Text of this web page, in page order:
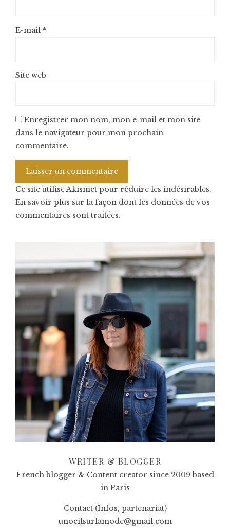
E-mail *
Site web
Enregistrer mon nom, mon e-mail et mon site
dans le navigateur pour mon prochain
commentaire.
Ce site utilise Akismet pour réduire les indésirables.
En savoir plus sur la façon dont les données de vos
commentaires sont traitées.
WRITER & BLOGGER
French blogger & Content creator since 2009 based
in Paris
Contact (Infos, partenariat)
unoeilsurlamode@gmail.com